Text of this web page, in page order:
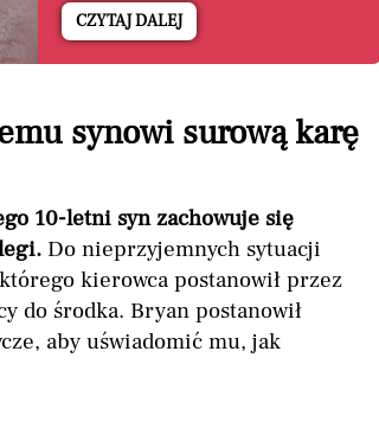
CZYTAJ DALEJ
synowi surową karę
10-letni syn zachowuje się
Do nieprzyjemnych sytuacji
kierowca postanowił przez
do środka. Bryan postanowił
aby uświadomić mu, jak